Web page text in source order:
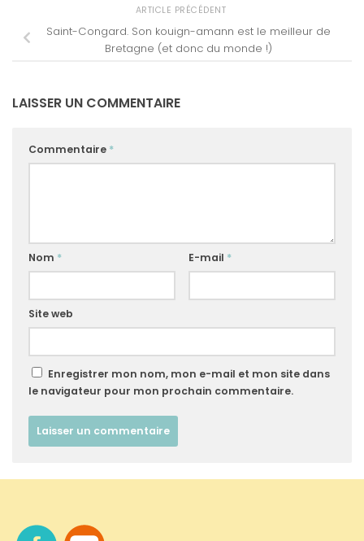
ARTICLE PRÉCÉDENT
Saint-Congard. Son kouign-amann est le meilleur de
Bretagne (et donc du monde !)
LAISSER UN COMMENTAIRE
Commentaire *
Nom * E-mail *
Site web
Enregistrer mon nom, mon e-mail et mon site dans
le navigateur pour mon prochain commentaire.